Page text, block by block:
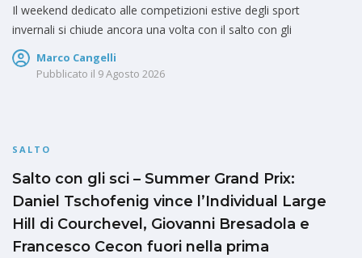
Il weekend dedicato alle competizioni estive degli sport
invernali si chiude ancora una volta con il salto con gli
Marco Cangelli
Pubblicato il 9 Agosto 2026
SALTO
Salto con gli sci – Summer Grand Prix:
Daniel Tschofenig vince l’Individual Large
Hill di Courchevel, Giovanni Bresadola e
Francesco Cecon fuori nella prima